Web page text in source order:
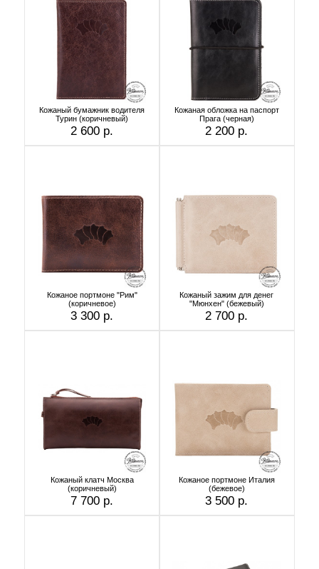
Кожаный бумажник водителя
Турин (коричневый)
2 600 р.
Кожаная обложка на паспорт
Прага (черная)
2 200 р.
Кожаное портмоне "Рим"
(коричневое)
3 300 р.
Кожаный зажим для денег
"Мюнхен" (бежевый)
2 700 р.
Кожаный клатч Москва
(коричневый)
7 700 р.
Кожаное портмоне Италия
(бежевое)
3 500 р.